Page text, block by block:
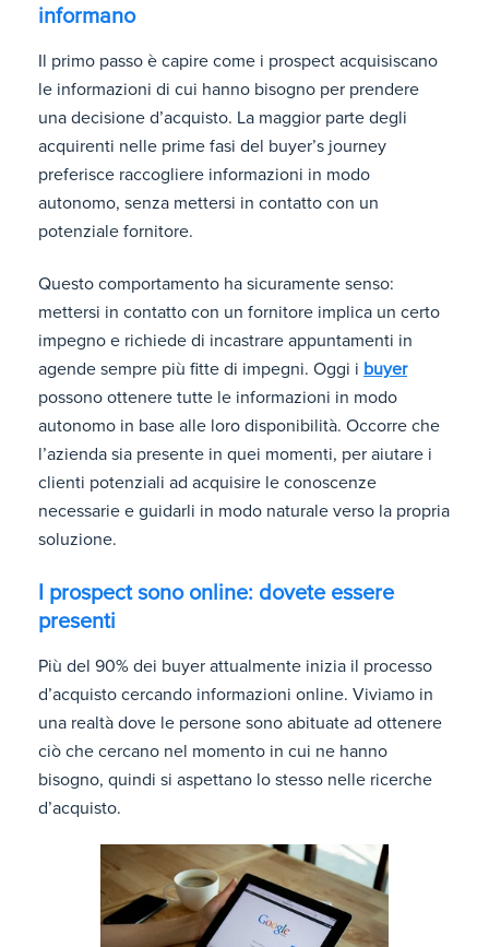
informano
Il primo passo è capire come i prospect acquisiscano
le informazioni di cui hanno bisogno per prendere
una decisione d’acquisto. La maggior parte degli
acquirenti nelle prime fasi del buyer’s journey
preferisce raccogliere informazioni in modo
autonomo, senza mettersi in contatto con un
potenziale fornitore.
Questo comportamento ha sicuramente senso:
mettersi in contatto con un fornitore implica un certo
impegno e richiede di incastrare appuntamenti in
agende sempre più fitte di impegni. Oggi i buyer
possono ottenere tutte le informazioni in modo
autonomo in base alle loro disponibilità. Occorre che
l’azienda sia presente in quei momenti, per aiutare i
clienti potenziali ad acquisire le conoscenze
necessarie e guidarli in modo naturale verso la propria
soluzione.
I prospect sono online: dovete essere
presenti
Più del 90% dei buyer attualmente inizia il processo
d’acquisto cercando informazioni online. Viviamo in
una realtà dove le persone sono abituate ad ottenere
ciò che cercano nel momento in cui ne hanno
bisogno, quindi si aspettano lo stesso nelle ricerche
d’acquisto.